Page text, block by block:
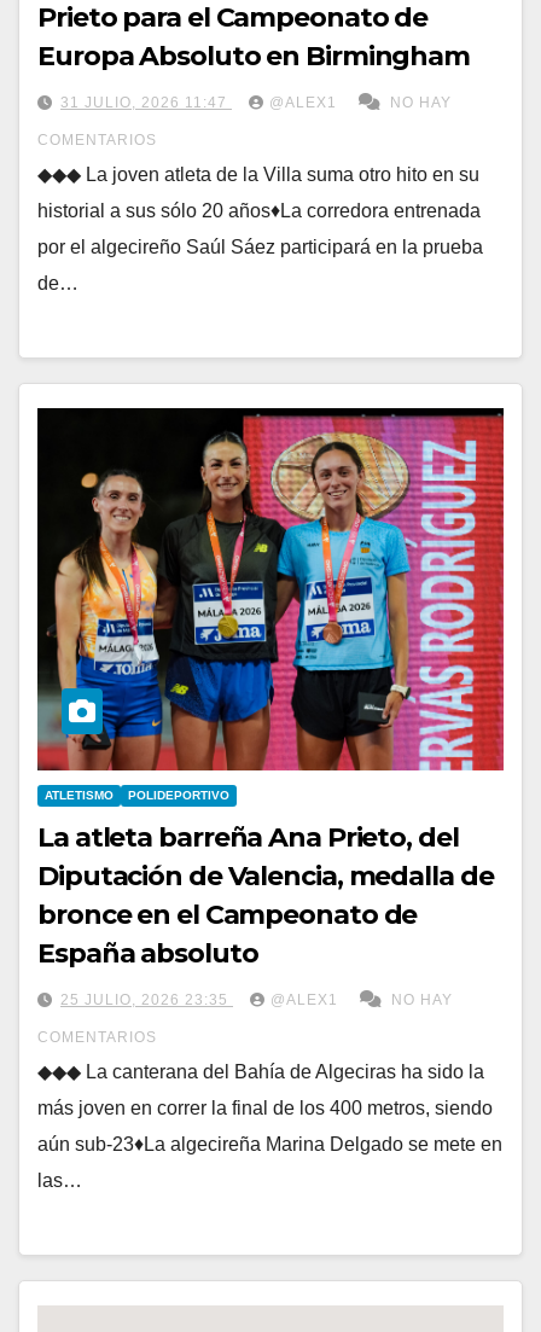
Prieto para el Campeonato de
Europa Absoluto en Birmingham
31 JULIO, 2026 11:47 @ALEX1 NO HAY
COMENTARIOS
◆◆◆ La joven atleta de la Villa suma otro hito en su
historial a sus sólo 20 años♦La corredora entrenada
por el algecireño Saúl Sáez participará en la prueba
de…
ATLETISMO POLIDEPORTIVO
La atleta barreña Ana Prieto, del
Diputación de Valencia, medalla de
bronce en el Campeonato de
España absoluto
25 JULIO, 2026 23:35 @ALEX1 NO HAY
COMENTARIOS
◆◆◆ La canterana del Bahía de Algeciras ha sido la
más joven en correr la final de los 400 metros, siendo
aún sub-23♦La algecireña Marina Delgado se mete en
las…